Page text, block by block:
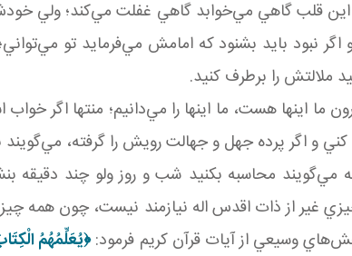
قلب گاهي مي‌خوابد گاهي غفلت مي‌کند؛ ولي
نبود بايد بشنود که امامش مي‌فرمايد تو
را برطرف کنيد.
ما اينها هست، ما اينها را مي‌دانيم؛ منتها اگر
و اگر پرده جهل و جهالت رويش را گرفته، مي‌گويند
محاسبه بکنيد شب و روز ولو چند دقيقه
ذات اقدس اله نيازمند نيست، چون همه چيز را
وسيعي از آيات قرآن کريم فرمود:﴿يُعَلِّمُهُمُ